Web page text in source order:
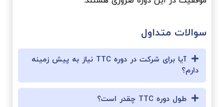
سوالات متداول
آیا برای شرکت در دوره TTC نیاز به پیش زمینه
دارم؟
طول دوره TTC چقدر است؟